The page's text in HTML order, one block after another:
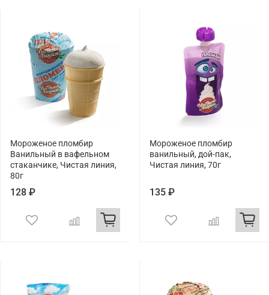
Мороженое пломбир
Ванильный в вафельном
стаканчике, Чистая линия,
80г
128 ₽
Мороженое пломбир
ванильный, дой-пак,
Чистая линия, 70г
135 ₽